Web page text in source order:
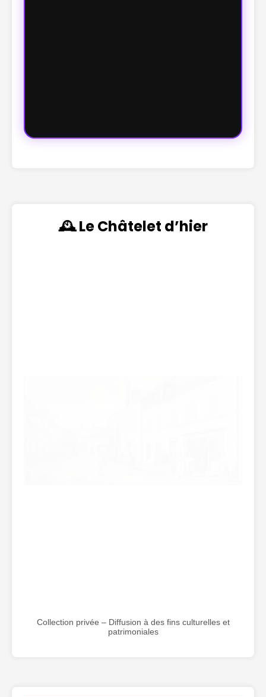
🕰️ Le Châtelet d’hier
Collection privée – Diffusion à des fins culturelles et
patrimoniales